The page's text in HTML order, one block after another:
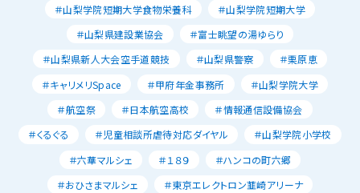
＃山梨学院短期大学食物栄養科
＃山梨学院短期大学
＃山梨県建設業協会
＃富士眺望の湯ゆらり
＃山梨県新人大会空手道競技
＃山梨県警察
＃栗原恵
＃キャリメリSpace
＃甲府年金事務所
＃山梨学院大学
＃航空祭
＃日本航空高校
＃情報通信設備協会
＃くるぐる
＃児童相談所虐待対応ダイヤル
＃山梨学院小学校
＃六華マルシェ
＃１８９
＃ハンコの町六郷
＃おひさまマルシェ
＃東京エレクトロン韮崎アリーナ